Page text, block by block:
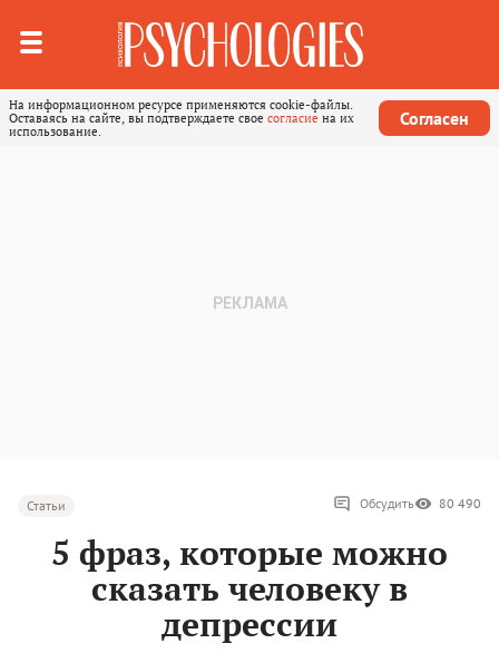
На информационном ресурсе применяются cookie-файлы.
Оставаясь на сайте, вы подтверждаете свое согласие на их
использование.
Согласен
Статьи Обсудить 80 490
5 фраз, которые можно
сказать человеку в
депрессии